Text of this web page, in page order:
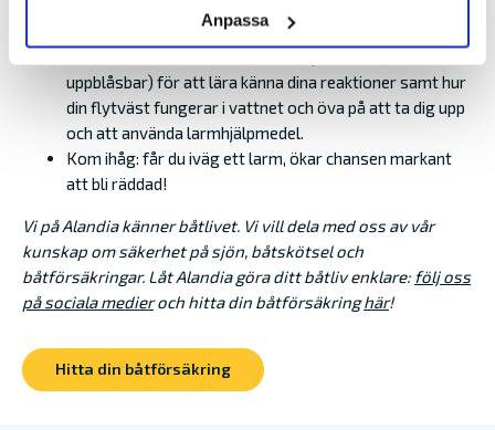
Anpassa
Förbered dig genom att under kontrollerade former
uppblåsbar) för att lära känna dina reaktioner samt hur
din flytväst fungerar i vattnet och öva på att ta dig upp
och att använda larmhjälpmedel.
Kom ihåg: får du iväg ett larm, ökar chansen markant
att bli räddad!
Vi på Alandia känner båtlivet. Vi vill dela med oss av vår
kunskap om säkerhet på sjön, båtskötsel och
båtförsäkringar. Låt Alandia göra ditt båtliv enklare: följ oss
på sociala medieroch hitta din båtförsäkringhär!
Hitta din båtförsäkring